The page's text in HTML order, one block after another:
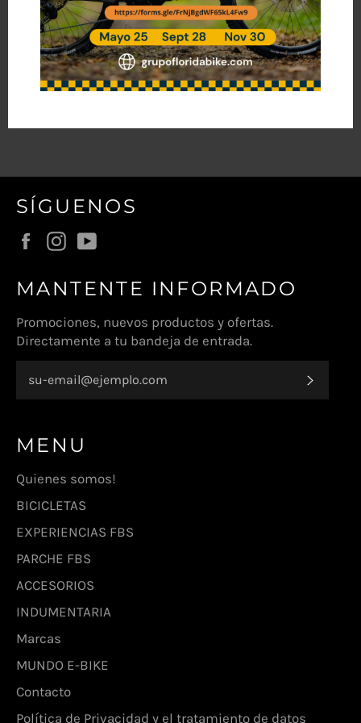
SÍGUENOS
FacebookInstagram
MANTENTE INFORMADO
Promociones, nuevos productos y ofertas.
Directamente a tu bandeja de entrada.
MENU
Quienes somos!
BICICLETAS
EXPERIENCIAS FBS
PARCHE FBS
ACCESORIOS
INDUMENTARIA
Marcas
MUNDO E-BIKE
Contacto
Política de Privacidad y el tratamiento de datos